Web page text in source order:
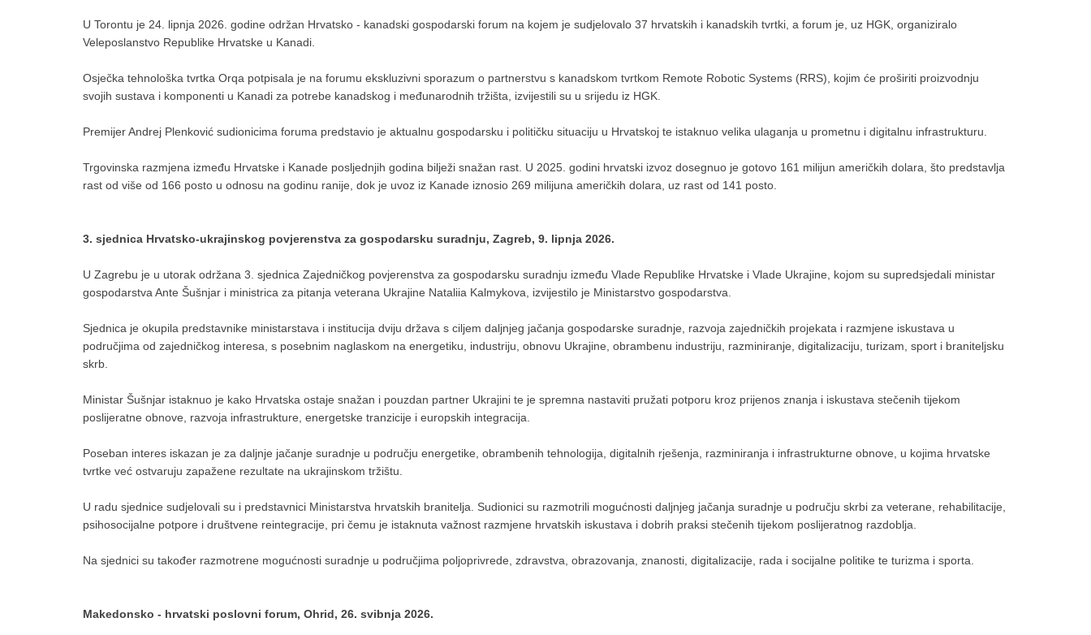
U Torontu je 24. lipnja 2026. godine održan Hrvatsko - kanadski gospodarski forum na kojem je sudjelovalo 37 hrvatskih i kanadskih tvrtki, a forum je, uz HGK, organiziralo
Veleposlanstvo Republike Hrvatske u Kanadi.
Osječka tehnološka tvrtka Orqa potpisala je na forumu ekskluzivni sporazum o partnerstvu s kanadskom tvrtkom Remote Robotic Systems (RRS), kojim će proširiti proizvodnju
svojih sustava i komponenti u Kanadi za potrebe kanadskog i međunarodnih tržišta, izvijestili su u srijedu iz HGK.
Premijer Andrej Plenković sudionicima foruma predstavio je aktualnu gospodarsku i političku situaciju u Hrvatskoj te istaknuo velika ulaganja u prometnu i digitalnu infrastrukturu.
Trgovinska razmjena između Hrvatske i Kanade posljednjih godina bilježi snažan rast. U 2025. godini hrvatski izvoz dosegnuo je gotovo 161 milijun američkih dolara, što predstavlja
rast od više od 166 posto u odnosu na godinu ranije, dok je uvoz iz Kanade iznosio 269 milijuna američkih dolara, uz rast od 141 posto.
3. sjednica Hrvatsko-ukrajinskog povjerenstva za gospodarsku suradnju, Zagreb, 9. lipnja 2026.
U Zagrebu je u utorak održana 3. sjednica Zajedničkog povjerenstva za gospodarsku suradnju između Vlade Republike Hrvatske i Vlade Ukrajine, kojom su supredsjedali ministar
gospodarstva Ante Šušnjar i ministrica za pitanja veterana Ukrajine Nataliia Kalmykova, izvijestilo je Ministarstvo gospodarstva.
Sjednica je okupila predstavnike ministarstava i institucija dviju država s ciljem daljnjeg jačanja gospodarske suradnje, razvoja zajedničkih projekata i razmjene iskustava u
područjima od zajedničkog interesa, s posebnim naglaskom na energetiku, industriju, obnovu Ukrajine, obrambenu industriju, razminiranje, digitalizaciju, turizam, sport i braniteljsku
skrb.
Ministar Šušnjar istaknuo je kako Hrvatska ostaje snažan i pouzdan partner Ukrajini te je spremna nastaviti pružati potporu kroz prijenos znanja i iskustava stečenih tijekom
poslijeratne obnove, razvoja infrastrukture, energetske tranzicije i europskih integracija.
Poseban interes iskazan je za daljnje jačanje suradnje u području energetike, obrambenih tehnologija, digitalnih rješenja, razminiranja i infrastrukturne obnove, u kojima hrvatske
tvrtke već ostvaruju zapažene rezultate na ukrajinskom tržištu.
U radu sjednice sudjelovali su i predstavnici Ministarstva hrvatskih branitelja. Sudionici su razmotrili mogućnosti daljnjeg jačanja suradnje u području skrbi za veterane, rehabilitacije,
psihosocijalne potpore i društvene reintegracije, pri čemu je istaknuta važnost razmjene hrvatskih iskustava i dobrih praksi stečenih tijekom poslijeratnog razdoblja.
Na sjednici su također razmotrene mogućnosti suradnje u područjima poljoprivrede, zdravstva, obrazovanja, znanosti, digitalizacije, rada i socijalne politike te turizma i sporta.
Makedonsko - hrvatski poslovni forum, Ohrid, 26. svibnja 2026.